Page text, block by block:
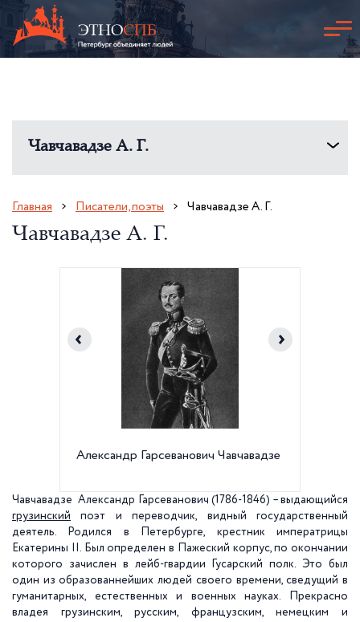
Чавчавадзе А. Г.
Главная Писатели, поэты Чавчавадзе А. Г.
Чавчавадзе А. Г.
Александр Гарсеванович Чавчавадзе
Чавчавадзе Александр Гарсеванович (1786-1846) – выдающийся
грузинский поэт и переводчик, видный государственный
деятель. Родился в Петербурге, крестник императрицы
Екатерины II. Был определен в Пажеский корпус, по окончании
которого зачислен в лейб-гвардии Гусарский полк. Это был
один из образованнейших людей своего времени, сведущий в
гуманитарных, естественных и военных науках. Прекрасно
владея грузинским, русским, французским, немецким и